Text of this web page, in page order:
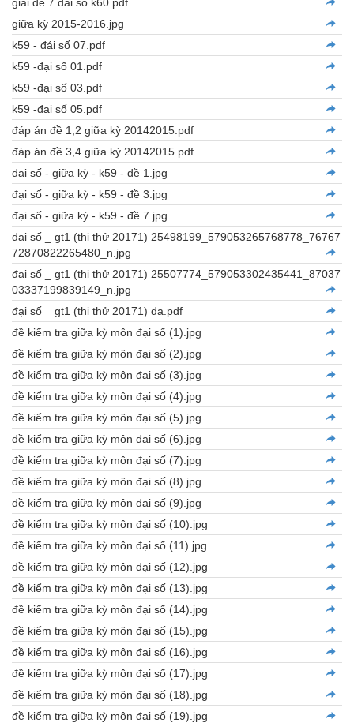
giữa kỳ 2015-2016.jpg
k59 - đái số 07.pdf
k59 -đại số 01.pdf
k59 -đại số 03.pdf
k59 -đại số 05.pdf
đáp án đề 1,2 giữa kỳ 20142015.pdf
đáp án đề 3,4 giữa kỳ 20142015.pdf
đại số - giữa kỳ - k59 - đề 1.jpg
đại số - giữa kỳ - k59 - đề 3.jpg
đại số - giữa kỳ - k59 - đề 7.jpg
đại số _ gt1 (thi thử 20171) 25498199_579053265768778_76767
72870822265480_n.jpg
đại số _ gt1 (thi thử 20171) 25507774_579053302435441_87037
03337199839149_n.jpg
đại số _ gt1 (thi thử 20171) da.pdf
đề kiểm tra giữa kỳ môn đại số (1).jpg
đề kiểm tra giữa kỳ môn đại số (2).jpg
đề kiểm tra giữa kỳ môn đại số (3).jpg
đề kiểm tra giữa kỳ môn đại số (4).jpg
đề kiểm tra giữa kỳ môn đại số (5).jpg
đề kiểm tra giữa kỳ môn đại số (6).jpg
đề kiểm tra giữa kỳ môn đại số (7).jpg
đề kiểm tra giữa kỳ môn đại số (8).jpg
đề kiểm tra giữa kỳ môn đại số (9).jpg
đề kiểm tra giữa kỳ môn đại số (10).jpg
đề kiểm tra giữa kỳ môn đại số (11).jpg
đề kiểm tra giữa kỳ môn đại số (12).jpg
đề kiểm tra giữa kỳ môn đại số (13).jpg
đề kiểm tra giữa kỳ môn đại số (14).jpg
đề kiểm tra giữa kỳ môn đại số (15).jpg
đề kiểm tra giữa kỳ môn đại số (16).jpg
đề kiểm tra giữa kỳ môn đại số (17).jpg
đề kiểm tra giữa kỳ môn đại số (18).jpg
đề kiểm tra giữa kỳ môn đại số (19).jpg